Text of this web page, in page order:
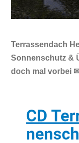
Terrassendach
Sonnenschutz &
doch mal vorbei